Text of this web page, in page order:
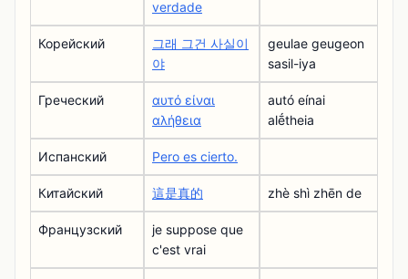
verdade
Корейский
그래 그건 사실이
야
geulae geugeon
sasil-iya
Греческий
αυτό είναι
αλήθεια
autó eínai
alḗtheia
Испанский Pero es cierto.
Китайский 這是真的 zhè shì zhēn de
Французский
je suppose que
c'est vrai